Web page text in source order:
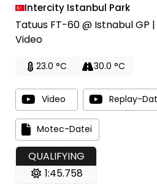
Intercity Istanbul Park
Tatuus FT-60 @ Istnabul GP
Video
23.0 °C 30.0 °C
Video Replay-
Motec-Datei
QUALIFYING
1:45.758